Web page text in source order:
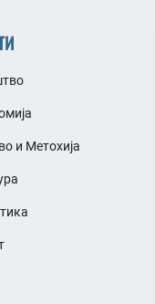
и Метохија